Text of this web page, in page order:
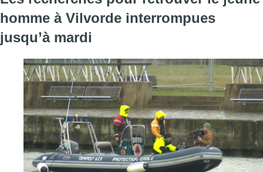
homme à Vilvorde interrompues
jusqu’à mardi